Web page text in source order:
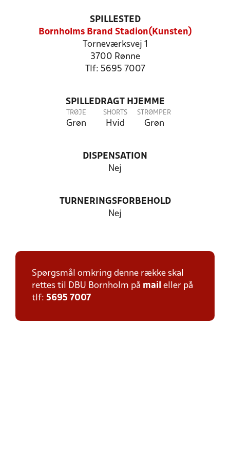
SPILLESTED
Bornholms Brand Stadion(Kunsten)
Torneværksvej 1
3700 Rønne
Tlf: 5695 7007
SPILLEDRAGT HJEMME
TRØJE
Grøn
SHORTS
Hvid
STRØMPER
Grøn
DISPENSATION
Nej
TURNERINGSFORBEHOLD
Nej
Spørgsmål omkring denne række skal
rettes til DBU Bornholm på mail eller på
tlf: 5695 7007